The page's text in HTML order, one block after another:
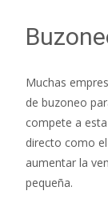
Muchas
de buzoneo
compete a
directo como
aumentar la
pequeña.